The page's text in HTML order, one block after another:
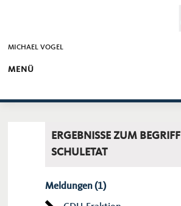
MICHAEL VOGEL
MENÜ
ERGEBNISSE ZUM BEGRIFF
SCHULETAT
Meldungen (1)